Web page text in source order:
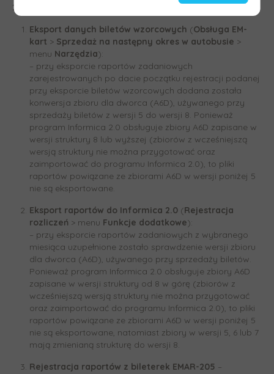
26.06.2025
Eksport danych biletów wzorcowych (Obsługa EM-
kart > Sprzedaż na następny okres w autobusie >
menu Narzędzia):
– przy eksporcie raportów zadaniowych
zarejestrowanych po dacie początku rejestracji podanej
przy eksporcie biletów wzorcowych dodana została
konwersja zbioru dla dworca (A6D), używanego przy
sprzedaży biletów z wersji 5 do wersji 8. Ponieważ
program Informica 2.0 obsługuje zbiory A6D zapisane w
wersji struktury 8 lub wyższej (zbiorów z wcześniejszą
wersją struktury nie można przygotować oraz
zaimportować do programu Informica 2.0), to pliki
raportów powiązane ze zbiorami A6D w wersji poniżej 5
nie są eksportowane.
Eksport raportów do Informica 2.0 (Rejestracja
rozliczeń > menu Funkcje dodatkowe):
– przy eksporcie raportów zadaniowych z wybranego
miesiąca uzupełnione zostało sprawdzenie wersji zbioru
dla dworca (A6D), używanego przy sprzedaży biletów.
Ponieważ program Informica 2.0 obsługuje zbiory A6D
zapisane w wersji struktury od 8 w górę (zbiorów z
wcześniejszą wersją struktury nie można przygotować
oraz zaimportować do programu Informica 2.0), to pliki
raportów powiązane ze zbiorami A6D w wersji poniżej 5
nie są eksportowane, natomiast zbiory w wersji 5, 6 lub 7
mają zmienianą strukturę do wersji 8.
Rejestracja raportów z bileterek EMAR-205 –